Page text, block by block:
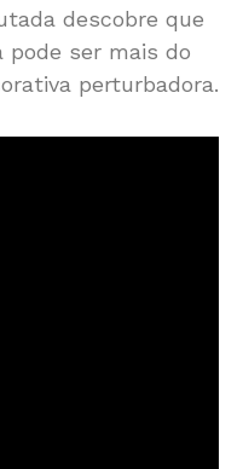
descobre que
pode ser mais do
perturbadora.